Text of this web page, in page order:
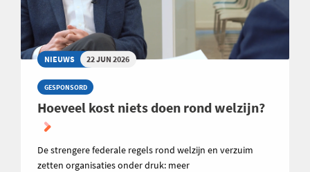
NIEUWS 22 JUN 2026
GESPONSORD
Hoeveel kost niets doen rond welzijn?
De strengere federale regels rond welzijn en verzuim
zetten organisaties onder druk: meer